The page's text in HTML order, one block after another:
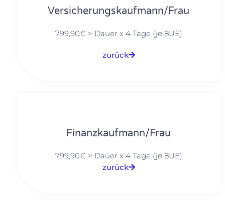
Versicherungskaufmann/Frau
799,90€ > Dauer x 4 Tage (je 8UE)
zurück
Finanzkaufmann/Frau
799,90€ > Dauer x 4 Tage (je 8UE)
zurück